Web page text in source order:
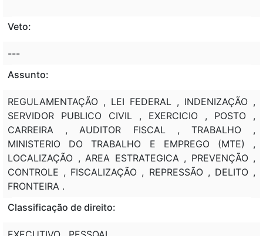
Veto:
---
Assunto:
REGULAMENTAÇÃO , LEI FEDERAL , INDENIZAÇÃO ,
SERVIDOR PUBLICO CIVIL , EXERCICIO , POSTO ,
CARREIRA , AUDITOR FISCAL , TRABALHO ,
MINISTERIO DO TRABALHO E EMPREGO (MTE) ,
LOCALIZAÇÃO , AREA ESTRATEGICA , PREVENÇÃO ,
CONTROLE , FISCALIZAÇÃO , REPRESSÃO , DELITO ,
FRONTEIRA .
Classificação de direito: